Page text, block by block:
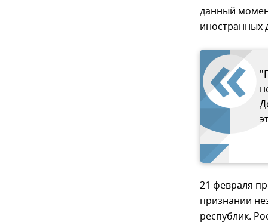
данный
иностранных
21 февраля
признании
республик.